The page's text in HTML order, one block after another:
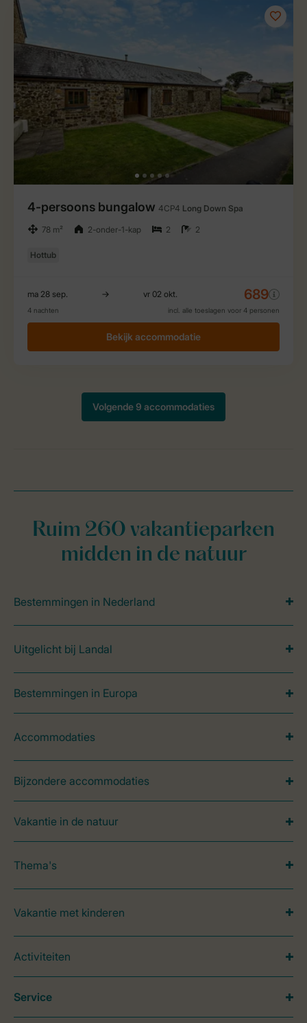
Ruim 260 vakantieparken
midden in de natuur
Bestemmingen in Nederland
Uitgelicht bij Landal
Bestemmingen in Europa
Accommodaties
Bijzondere accommodaties
Vakantie in de natuur
Thema's
Vakantie met kinderen
Activiteiten
Service